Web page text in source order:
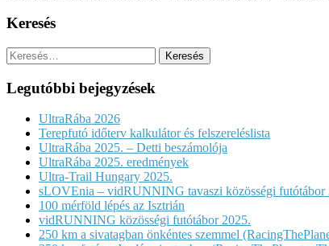
Keresés
Keresés:
Legutóbbi bejegyzések
UltraRába 2026
Terepfutó időterv kalkulátor és felszereléslista
UltraRába 2025. – Detti beszámolója
UltraRába 2025. eredmények
Ultra-Trail Hungary 2025.
sLOVEnia – vidRUNNING tavaszi közösségi futótábor
100 mérföld lépés az Isztrián
vidRUNNING közösségi futótábor 2025.
250 km a sivatagban önkéntes szemmel